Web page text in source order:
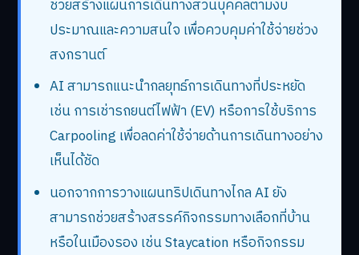
ช่วยสร้างแผนการเดินทางส่วนบุคคลตามงบ
ประมาณและความสนใจ เพื่อควบคุมค่าใช้จ่ายช่วง
สงกรานต์
AI สามารถแนะนำกลยุทธ์การเดินทางที่ประหยัด
เช่น การเช่ารถยนต์ไฟฟ้า (EV) หรือการใช้บริการ
Carpooling เพื่อลดค่าใช้จ่ายด้านการเดินทางอย่าง
เห็นได้ชัด
นอกจากการวางแผนทริปเดินทางไกล AI ยัง
สามารถช่วยสร้างสรรค์กิจกรรมทางเลือกที่บ้าน
หรือในเมืองรอง เช่น Staycation หรือกิจกรรม